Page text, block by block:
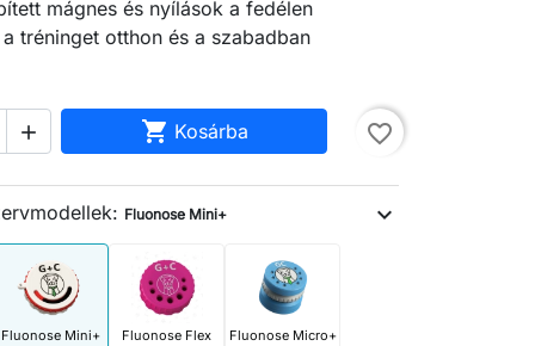
mágnes és nyílások a fedélen
tréninget otthon és a szabadban
  Kosárba favorite_border
Fluonose Mini+ expand_more
Fluonose Mini+ Fluonose Flex Fluonose Micro+